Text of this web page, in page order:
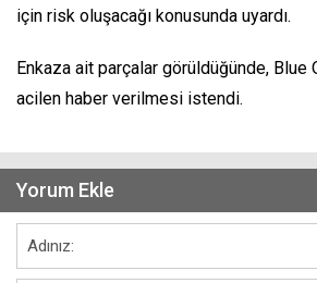
için risk oluşacağı konusunda uyardı.
Enkaza ait parçalar görüldüğünde, Blue
acilen haber verilmesi istendi.
Yorum Ekle